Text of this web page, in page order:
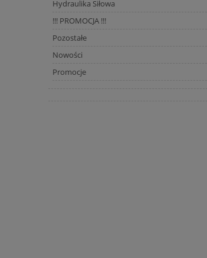
Hydraulika Siłowa
!!! PROMOCJA !!!
Pozostałe
Nowości
Promocje